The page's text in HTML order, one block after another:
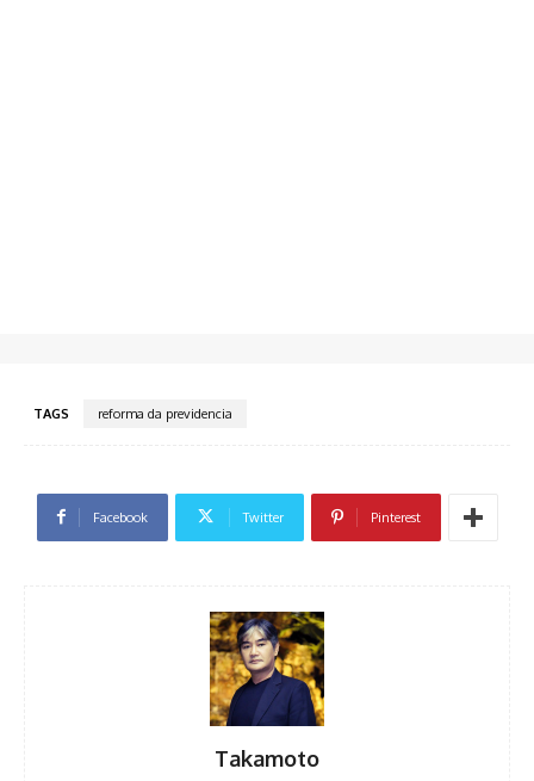
TAGS reforma da previdencia
Facebook Twitter Pinterest
Takamoto